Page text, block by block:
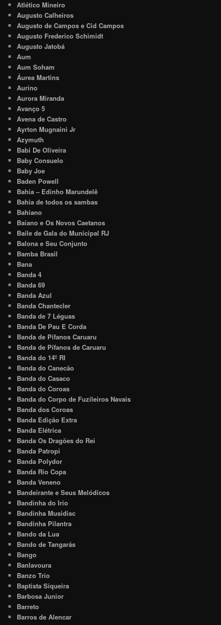
Atlético Mineiro
Augusto Calheiros
Augusto de Campos e Cid Campos
Augusto Frederico Schimidt
Augusto Jatobá
Aum
Aum Soham
Áurea Martins
Aurino
Aurora Miranda
Avanço 5
Avena de Castro
Ayrton Mugnaini Jr
Azymuth
Babi De Oliveira
Baby Consuelo
Baby Joe
Baden Powell
Bahia – Edinho Marundelê
Bahia de todos os sambas
Bahiano
Baiano e Os Novos Caetanos
Baile de Gala do Municipal RJ
Balona e Seu Conjunto
Bamba Brasil
Bana
Banda 4
Banda 69
Banda Azul
Banda Chantecler
Banda de 7 Léguas
Banda De Pau E Corda
Banda de Pífanos Caruaru
Banda de Pífanos de Caruaru
Banda do 14º RI
Banda do Canecão
Banda do Casaco
Banda do Coroas
Banda do Corpo de Fuzileiros Navais
Banda dos Coroas
Banda Edição Extra
Banda Elétrica
Banda Os Dragões do Rei
Banda Patropi
Banda Polydor
Banda Rio Copa
Banda Veneno
Bandeirante e Seus Melódicos
Bandinha do Irio
Bandinha Musidisc
Bandinha Pilantra
Bando da Lua
Bando de Tangarás
Bango
Banlavoura
Banzo Trio
Baptista Siqueira
Barbosa Junior
Barreto
Barros de Alencar